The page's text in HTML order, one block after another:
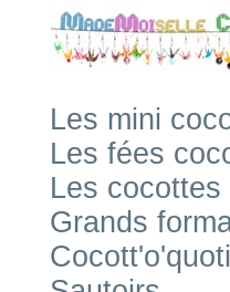
Les mini
Les fées
Les cocottes
Grands